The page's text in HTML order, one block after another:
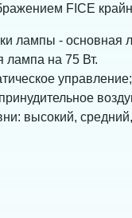
FICE
лампы - основная
лампа на 75 Вт.
управление;
высокий,